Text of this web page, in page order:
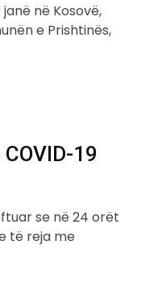
në Kosovë,
e Prishtinës,
19
se në 24 orët
të reja me